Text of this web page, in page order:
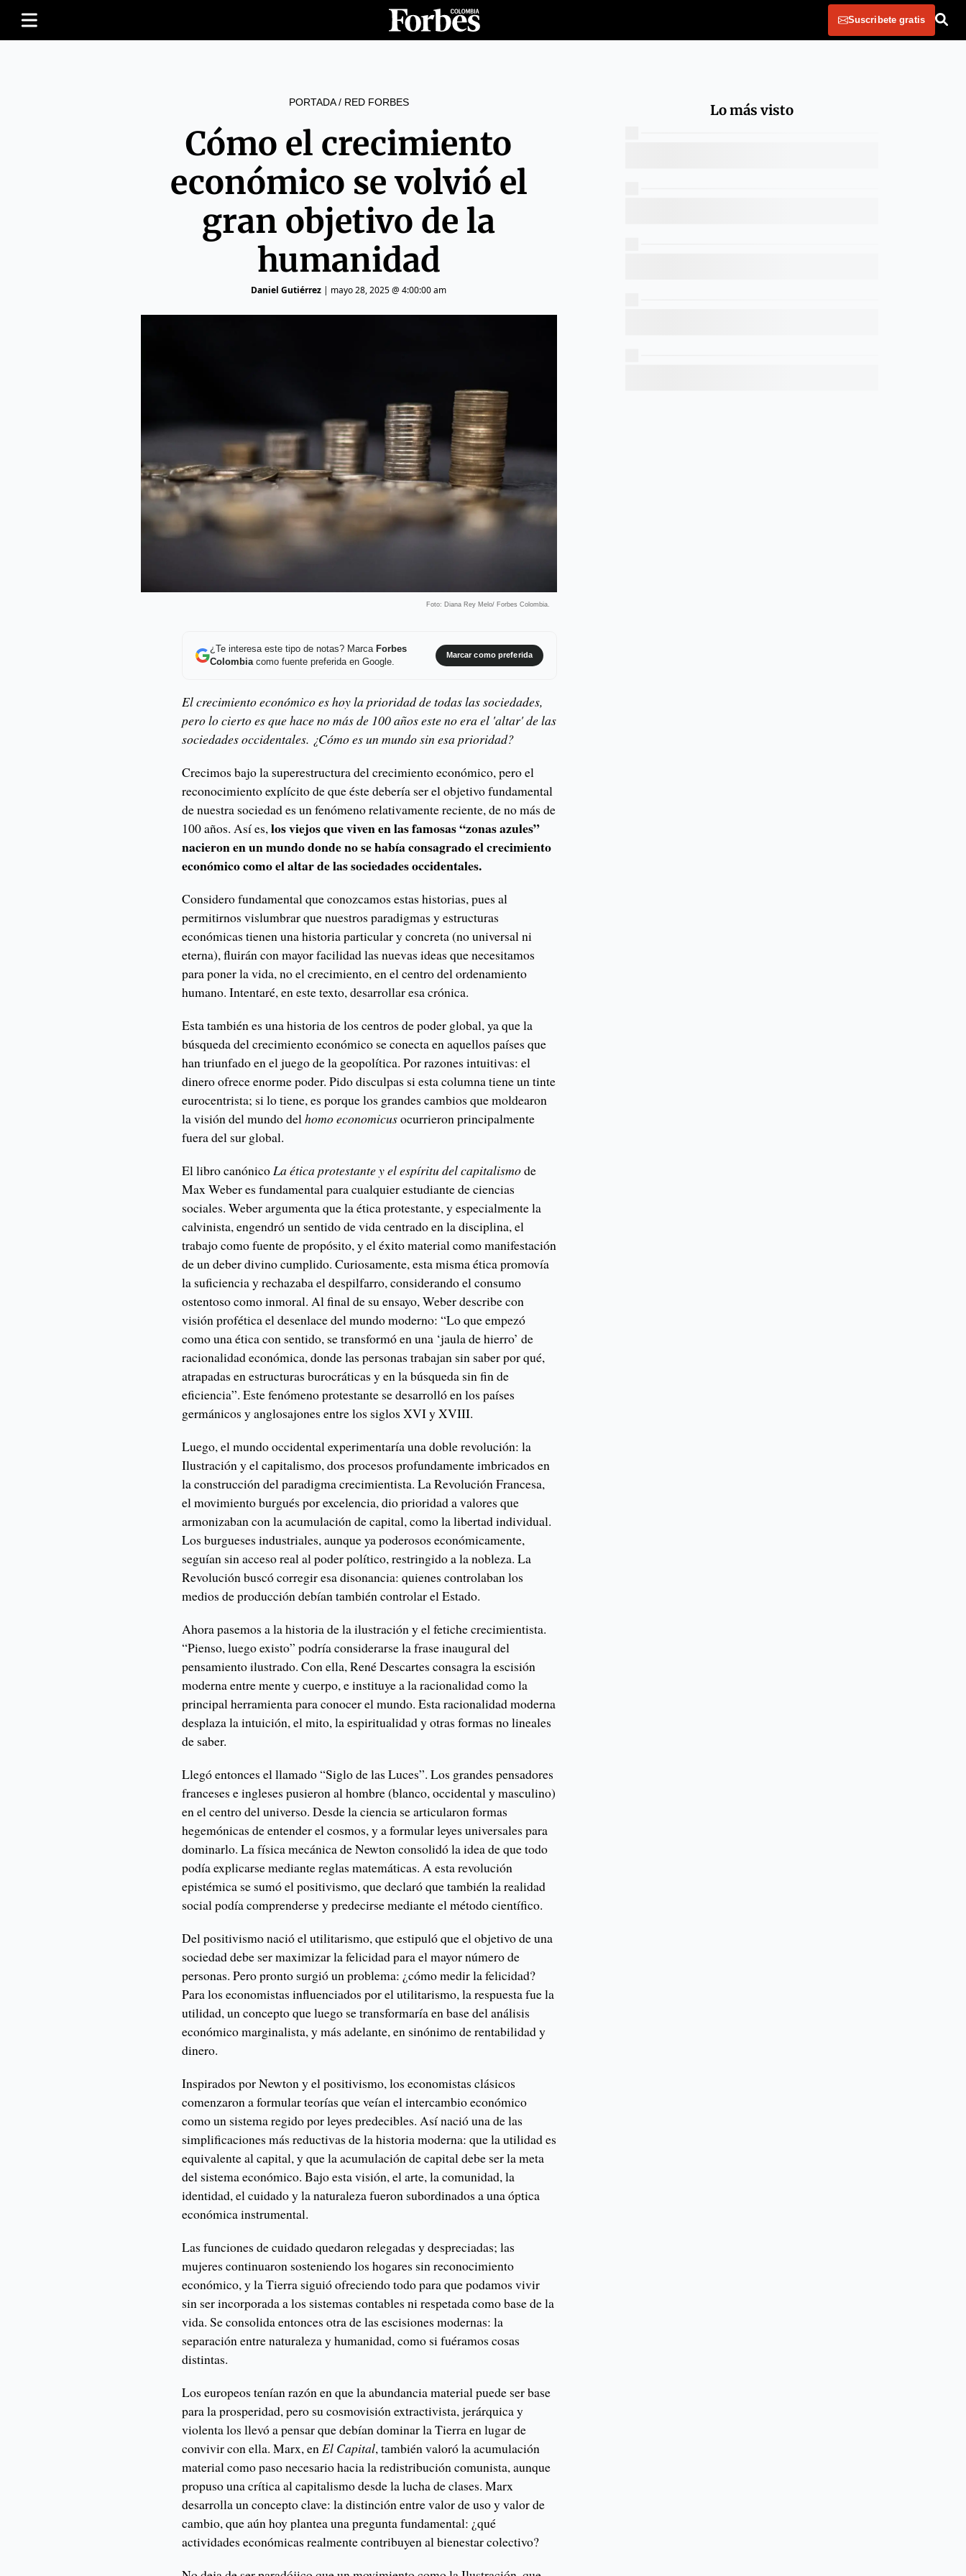
Suscribete gratis
PORTADA/ RED FORBES
Cómo el crecimiento
económico se volvió el
gran objetivo de la
humanidad
Daniel Gutiérrez | mayo 28, 2025 @ 4:00:00 am
Foto: Diana Rey Melo/ Forbes Colombia.
¿Te interesa este tipo de notas? Marca Forbes
Colombiacomo fuente preferida en Google.
Marcar como preferida
El crecimiento económico es hoy la prioridad de todas las sociedades,
pero lo cierto es que hace no más de 100 años este no era el 'altar' de las
sociedades occidentales. ¿Cómo es un mundo sin esa prioridad?
Crecimos bajo la superestructura del crecimiento económico, pero el
reconocimiento explícito de que éste debería ser el objetivo fundamental
de nuestra sociedad es un fenómeno relativamente reciente, de no más de
100 años. Así es,los viejos que viven en las famosas “zonas azules”
nacieron en un mundo donde no se había consagrado el crecimiento
económico como el altar de las sociedades occidentales.
Considero fundamental que conozcamos estas historias, pues al
permitirnos vislumbrar que nuestros paradigmas y estructuras
económicas tienen una historia particular y concreta (no universal ni
eterna), fluirán con mayor facilidad las nuevas ideas que necesitamos
para poner la vida, no el crecimiento, en el centro del ordenamiento
humano. Intentaré, en este texto, desarrollar esa crónica.
Esta también es una historia de los centros de poder global, ya que la
búsqueda del crecimiento económico se conecta en aquellos países que
han triunfado en el juego de la geopolítica. Por razones intuitivas: el
dinero ofrece enorme poder. Pido disculpas si esta columna tiene un tinte
eurocentrista; si lo tiene, es porque los grandes cambios que moldearon
la visión del mundo delhomo economicusocurrieron principalmente
fuera del sur global.
El libro canónicoLa ética protestante y el espíritu del capitalismode
Max Weber es fundamental para cualquier estudiante de ciencias
sociales. Weber argumenta que la ética protestante, y especialmente la
calvinista, engendró un sentido de vida centrado en la disciplina, el
trabajo como fuente de propósito, y el éxito material como manifestación
de un deber divino cumplido. Curiosamente, esta misma ética promovía
la suficiencia y rechazaba el despilfarro, considerando el consumo
ostentoso como inmoral. Al final de su ensayo, Weber describe con
visión profética el desenlace del mundo moderno: “Lo que empezó
como una ética con sentido, se transformó en una ‘jaula de hierro’ de
racionalidad económica, donde las personas trabajan sin saber por qué,
atrapadas en estructuras burocráticas y en la búsqueda sin fin de
eficiencia”. Este fenómeno protestante se desarrolló en los países
germánicos y anglosajones entre los siglos XVI y XVIII.
Luego, el mundo occidental experimentaría una doble revolución: la
Ilustración y el capitalismo, dos procesos profundamente imbricados en
la construcción del paradigma crecimientista. La Revolución Francesa,
el movimiento burgués por excelencia, dio prioridad a valores que
armonizaban con la acumulación de capital, como la libertad individual.
Los burgueses industriales, aunque ya poderosos económicamente,
seguían sin acceso real al poder político, restringido a la nobleza. La
Revolución buscó corregir esa disonancia: quienes controlaban los
medios de producción debían también controlar el Estado.
Ahora pasemos a la historia de la ilustración y el fetiche crecimientista.
“Pienso, luego existo” podría considerarse la frase inaugural del
pensamiento ilustrado. Con ella, René Descartes consagra la escisión
moderna entre mente y cuerpo, e instituye a la racionalidad como la
principal herramienta para conocer el mundo. Esta racionalidad moderna
desplaza la intuición, el mito, la espiritualidad y otras formas no lineales
de saber.
Llegó entonces el llamado “Siglo de las Luces”. Los grandes pensadores
franceses e ingleses pusieron al hombre (blanco, occidental y masculino)
en el centro del universo. Desde la ciencia se articularon formas
hegemónicas de entender el cosmos, y a formular leyes universales para
dominarlo. La física mecánica de Newton consolidó la idea de que todo
podía explicarse mediante reglas matemáticas. A esta revolución
epistémica se sumó el positivismo, que declaró que también la realidad
social podía comprenderse y predecirse mediante el método científico.
Del positivismo nació el utilitarismo, que estipuló que el objetivo de una
sociedad debe ser maximizar la felicidad para el mayor número de
personas. Pero pronto surgió un problema: ¿cómo medir la felicidad?
Para los economistas influenciados por el utilitarismo, la respuesta fue la
utilidad, un concepto que luego se transformaría en base del análisis
económico marginalista, y más adelante, en sinónimo de rentabilidad y
dinero.
Inspirados por Newton y el positivismo, los economistas clásicos
comenzaron a formular teorías que veían el intercambio económico
como un sistema regido por leyes predecibles. Así nació una de las
simplificaciones más reductivas de la historia moderna: que la utilidad es
equivalente al capital, y que la acumulación de capital debe ser la meta
del sistema económico. Bajo esta visión, el arte, la comunidad, la
identidad, el cuidado y la naturaleza fueron subordinados a una óptica
económica instrumental.
Las funciones de cuidado quedaron relegadas y despreciadas; las
mujeres continuaron sosteniendo los hogares sin reconocimiento
económico, y la Tierra siguió ofreciendo todo para que podamos vivir
sin ser incorporada a los sistemas contables ni respetada como base de la
vida. Se consolida entonces otra de las escisiones modernas: la
separación entre naturaleza y humanidad, como si fuéramos cosas
distintas.
Los europeos tenían razón en que la abundancia material puede ser base
para la prosperidad, pero su cosmovisión extractivista, jerárquica y
violenta los llevó a pensar que debían dominar la Tierra en lugar de
convivir con ella. Marx, enEl Capital, también valoró la acumulación
material como paso necesario hacia la redistribución comunista, aunque
propuso una crítica al capitalismo desde la lucha de clases. Marx
desarrolla un concepto clave: la distinción entre valor de uso y valor de
cambio, que aún hoy plantea una pregunta fundamental: ¿qué
actividades económicas realmente contribuyen al bienestar colectivo?
Lo más visto